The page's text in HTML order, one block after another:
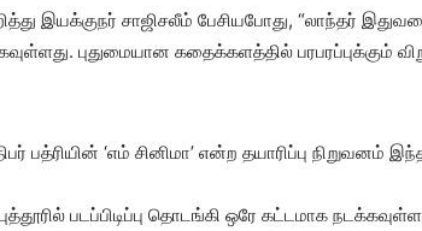
இயக்குநர் சாஜிசலீம் பேசியபோது, “லாந்தர்
புதுமையான கதைக்களத்தில் பரபரப்புக்கும்
பத்ரியின் ‘எம் சினிமா’ என்ற தயாரிப்பு நிறுவனம்
படப்பிடிப்பு தொடங்கி ஒரே கட்டமாக